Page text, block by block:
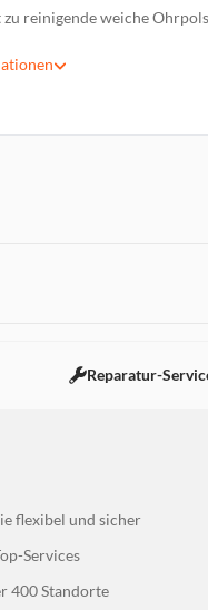
zu reinigende weiche
Reparatur-
flexibel und sicher
Services
400 Standorte